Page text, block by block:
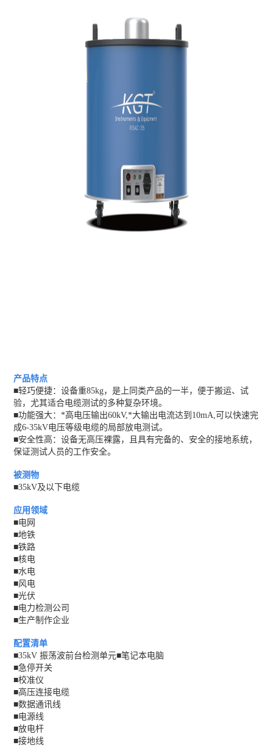
产品特点
■轻巧便捷：设备重85kg，是上同类产品的一半，便于搬运、试
验，尤其适合电缆测试的多种复杂环境。
■功能强大：*高电压输出60kV,*大输出电流达到10mA,可以快速完
成6-35kV电压等级电缆的局部放电测试。
■安全性高：设备无高压裸露，且具有完备的、安全的接地系统，
保证测试人员的工作安全。
被测物
■35kV及以下电缆
应用领域
■电网
■地铁
■铁路
■核电
■水电
■风电
■光伏
■电力检测公司
■生产制作企业
配置清单
■35kV 振荡波前台检测单元■笔记本电脑
■急停开关
■校准仪
■高压连接电缆
■数据通讯线
■电源线
■放电杆
■接地线